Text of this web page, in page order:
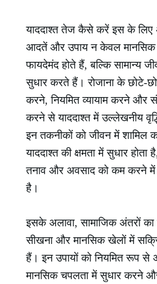
याददाश्त तेज कैसे करें इस के लिए
आदतें और उपाय न केवल मानसिक
फायदेमंद होते हैं, बल्कि सामान्य
सुधार करते हैं। रोजाना के छोटे-
करने, नियमित व्यायाम करने और
करने से याददाश्त में उल्लेखनीय
इन तकनीकों को जीवन में
याददाश्त की क्षमता में सुधार
तनाव और अवसाद को कम करने में
है।
इसके अलावा, सामाजिक अंतरों का
सीखना और मानसिक खेलों में
हैं। इन उपायों को नियमित रूप से
मानसिक चपलता में सुधार करने